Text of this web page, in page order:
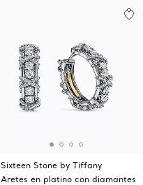
Sixteen Stone by Tiffany
Aretes en platino con diamantes